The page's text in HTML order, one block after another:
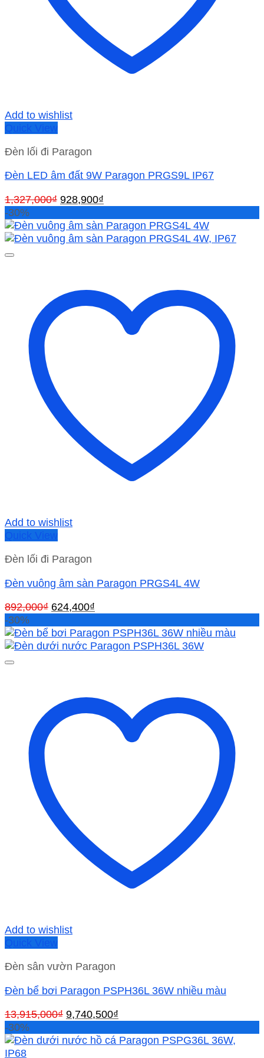
Add to wishlist
Quick View
Đèn lối đi Paragon
Đèn LED âm đất 9W Paragon PRGS9L IP67
1,327,000₫ Giá
là:
1,327,000₫.
928,900₫
tại
là:
-30%
Add to wishlist
Quick View
Đèn lối đi Paragon
Đèn vuông âm sàn Paragon PRGS4L 4W
892,000₫ Giá
là:
892,000₫.
624,400₫
tại
là:
-30%
Add to wishlist
Quick View
Đèn sân vườn Paragon
Đèn bể bơi Paragon PSPH36L 36W nhiều màu
13,915,000₫ Giá
là:
9,740,500₫
tại
-30%